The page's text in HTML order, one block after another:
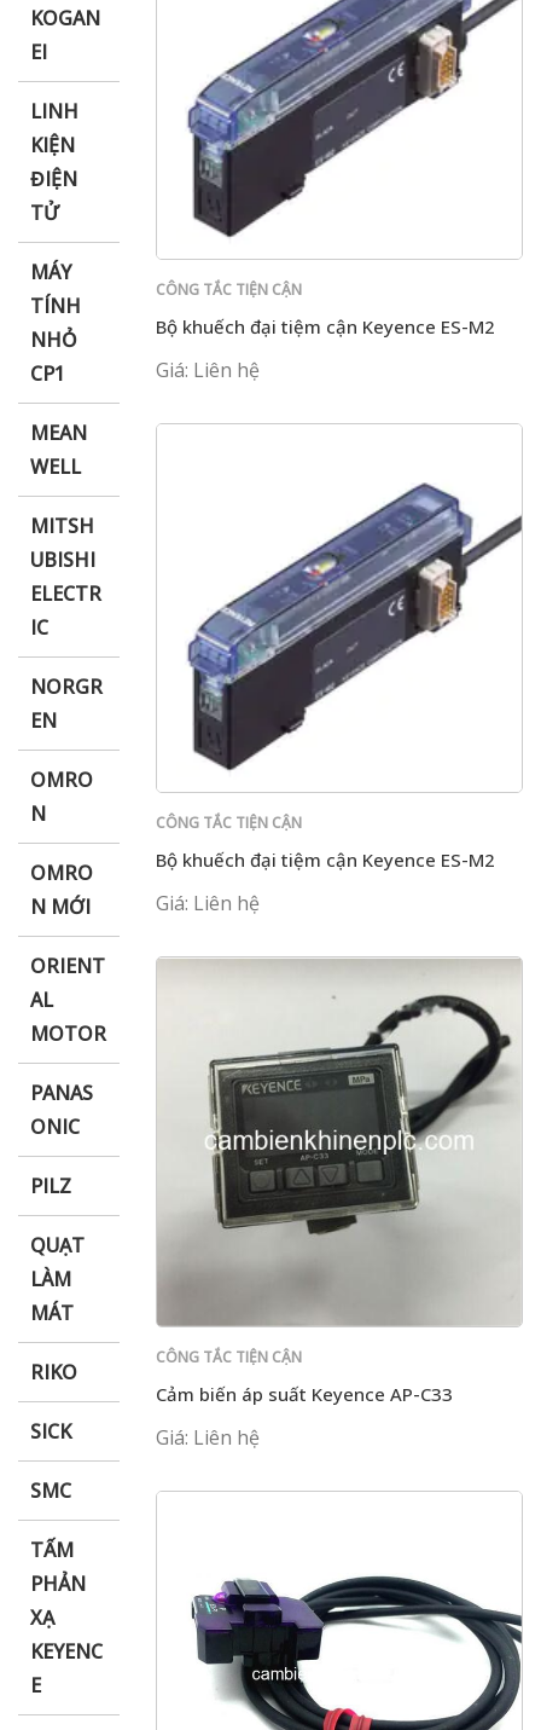
KOGAN
EI
LINH
KIỆN
ĐIỆN
TỬ
MÁY
TÍNH
NHỎ
CP1
MEAN
WELL
MITSH
UBISHI
ELECTR
IC
NORGR
EN
OMRO
N
OMRO
N MỚI
ORIENT
AL
MOTOR
PANAS
ONIC
PILZ
QUẠT
LÀM
MÁT
RIKO
SICK
SMC
TẤM
PHẢN
XẠ
KEYENC
E
CÔNG TẮC TIỆN CẬN
Bộ khuếch đại tiệm cận Keyence ES-M2
Giá: Liên hệ
CÔNG TẮC TIỆN CẬN
Bộ khuếch đại tiệm cận Keyence ES-M2
Giá: Liên hệ
CÔNG TẮC TIỆN CẬN
Cảm biến áp suất Keyence AP-C33
Giá: Liên hệ